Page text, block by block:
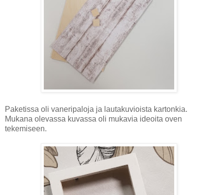
Paketissa oli vaneripaloja ja lautakuvioista kartonkia.
Mukana olevassa kuvassa oli mukavia ideoita oven
tekemiseen.